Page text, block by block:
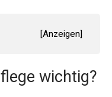
[Anzeigen]
wichtig?